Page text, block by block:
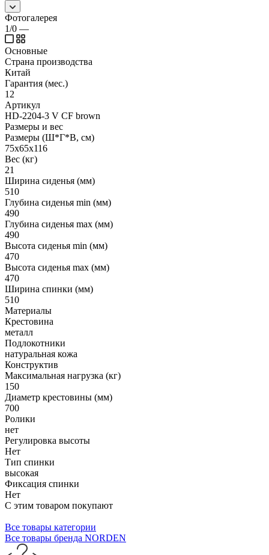
Фотогалерея
1/0 —
Основные
Страна производства
Китай
Гарантия (мес.)
12
Артикул
HD-2204-3 V CF brown
Размеры и вес
Размеры (Ш*Г*В, см)
75х65х116
Вес (кг)
21
Ширина сиденья (мм)
510
Глубина сиденья min (мм)
490
Глубина сиденья max (мм)
490
Высота сиденья min (мм)
470
Высота сиденья max (мм)
470
Ширина спинки (мм)
510
Материалы
Крестовина
металл
Подлокотники
натуральная кожа
Конструктив
Максимальная нагрузка (кг)
150
Диаметр крестовины (мм)
700
Ролики
нет
Регулировка высоты
Нет
Тип спинки
высокая
Фиксация спинки
Нет
С этим товаром покупают
Все товары категории
Все товары бренда NORDEN